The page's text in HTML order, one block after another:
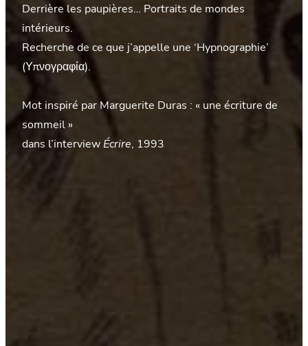
Derrière les paupières… Portraits de mondes
intérieurs.
Recherche de ce que j’appelle une ‘Hypnographie’
(Υπνογραφία).
Mot inspiré par Marguerite Duras : « une écriture de
sommeil »
dans l’interviewÉcrire, 1993